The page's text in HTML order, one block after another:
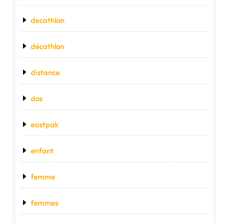
decathlon
décathlon
distance
dos
eastpak
enfant
femme
femmes